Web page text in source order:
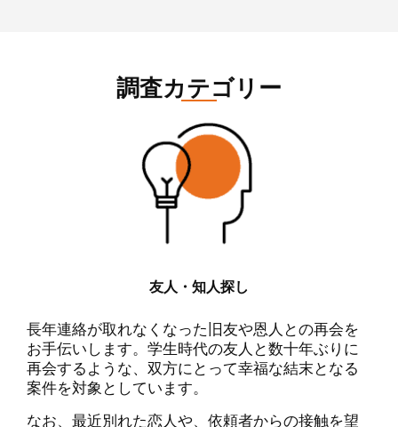
調査カテゴリー
友人・知人探し
長年連絡が取れなくなった旧友や恩人との再会を
お手伝いします。学生時代の友人と数十年ぶりに
再会するような、双方にとって幸福な結末となる
案件を対象としています。
なお、最近別れた恋人や、依頼者からの接触を望